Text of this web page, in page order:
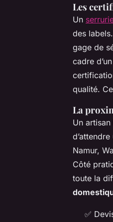
Les
Un
des
gage de
cadre
qualité.
La
Un
Namur,
Côté
toute la
✅